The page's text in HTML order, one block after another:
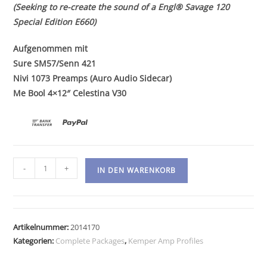
(Seeking to re-create the sound of a Engl® Savage 120
Special Edition E660)
Aufgenommen mit
Sure SM57/Senn 421
Nivi 1073 Preamps (Auro Audio Sidecar)
Me Bool 4×12″ Celestina V30
Kemper
Amp
Wild
SE
- + IN DEN WARENKORB
Artikelnummer:2014170
Kategorien: Complete Packages, Kemper Amp Profiles